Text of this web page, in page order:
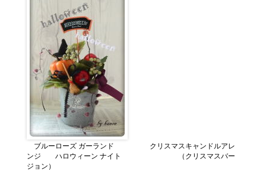
ブルーローズ ガーランド クリスマスキャンドルアレ
ンジ ハロウィーン ナイト （クリスマスバー
ジョン）